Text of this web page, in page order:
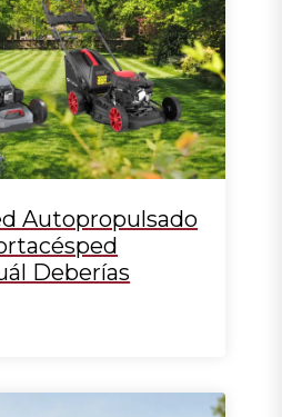
Autopropulsado
Deberías